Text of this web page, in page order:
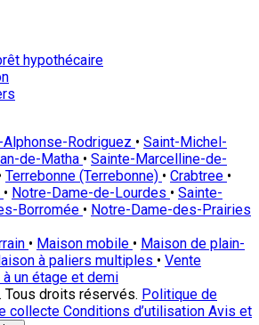
hypothécaire
Alphonse-Rodriguez • Saint-Michel-
de-Matha • Sainte-Marcelline-de-
Terrebonne (Terrebonne) • Crabtree •
• Notre-Dame-de-Lourdes • Sainte-
Borromée • Notre-Dame-des-Prairies
• Maison mobile • Maison de plain-
à paliers multiples • Vente
un étage et demi
. Tous droits réservés. Politique de
collecte Conditions d’utilisation Avis et